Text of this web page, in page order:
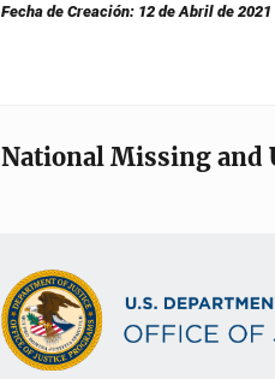
Fecha de Creación: 12 de Abril de 2021
National Missing and